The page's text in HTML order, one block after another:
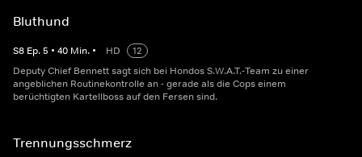
Bluthund
S8 Ep.5 • 40 Min. • HD
12
Deputy Chief Bennett sagt sich bei Hondos S.W.A.T.-Team zu einer
angeblichen Routinekontrolle an - gerade als die Cops einem
berüchtigten Kartellboss auf den Fersen sind.
Trennungsschmerz